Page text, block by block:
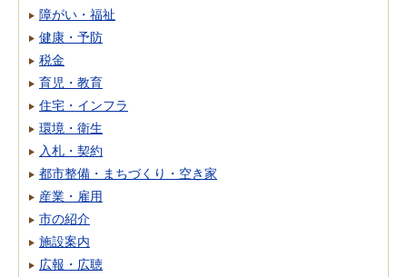
障がい・福祉
健康・予防
税金
育児・教育
住宅・インフラ
環境・衛生
入札・契約
都市整備・まちづくり・空き家
産業・雇用
市の紹介
施設案内
広報・広聴